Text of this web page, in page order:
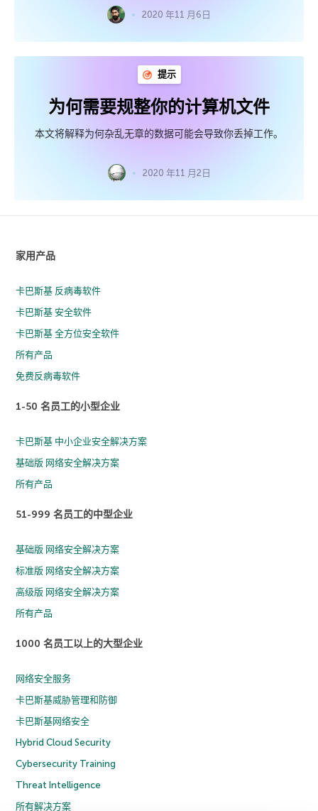
2020 年11 月6日
提示
为何需要规整你的计算机文件
本文将解释为何杂乱无章的数据可能会导致你丢掉工作。
2020 年11 月2日
家用产品
卡巴斯基 反病毒软件
卡巴斯基 安全软件
卡巴斯基 全方位安全软件
所有产品
免费反病毒软件
1-50 名员工的小型企业
卡巴斯基 中小企业安全解决方案
基础版 网络安全解决方案
所有产品
51-999 名员工的中型企业
基础版 网络安全解决方案
标准版 网络安全解决方案
高级版 网络安全解决方案
所有产品
1000 名员工以上的大型企业
网络安全服务
卡巴斯基威胁管理和防御
卡巴斯基网络安全
Hybrid Cloud Security
Cybersecurity Training
Threat Intelligence
所有解决方案